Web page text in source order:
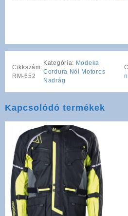
Cikkszám:
RM-652
Kategória: Modeka
Cordura Női Motoros
Nadrág
Kapcsolódó termékek